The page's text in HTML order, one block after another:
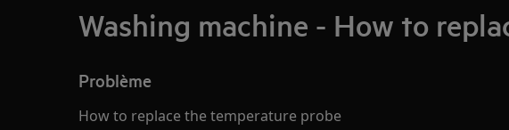
Washing machine - How to
Problème
How to replace the temperature probe